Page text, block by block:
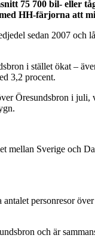
75 700 bil- eller
HH-färjorna att
sedan 2007
i stället ökat –
3,2 procent.
Öresundsbron i
Sverige och
personresor
och är